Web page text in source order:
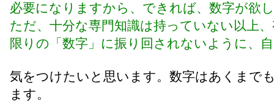
必要になりますから、できれば、数字が
ただ、十分な専門知識は持っていない以上
限りの「数字」に振り回されないように、
気をつけたいと思います。数字はあくまで
ます。